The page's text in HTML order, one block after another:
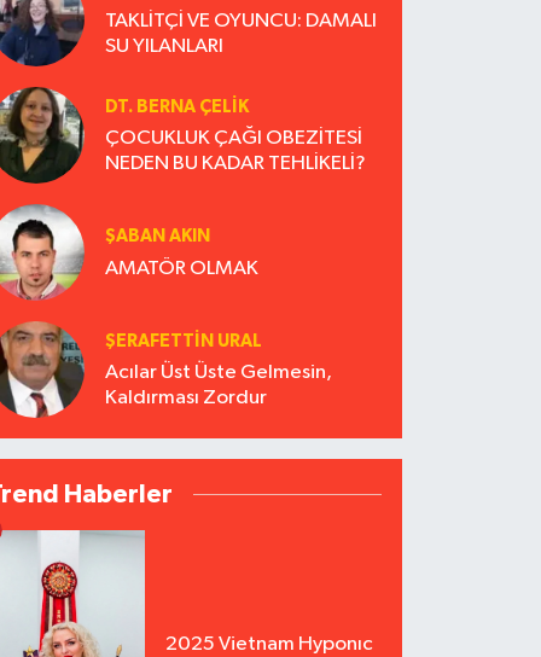
TAKLİTÇİ VE OYUNCU: DAMALI
SU YILANLARI
DT. BERNA ÇELIK
ÇOCUKLUK ÇAĞI OBEZİTESİ
NEDEN BU KADAR TEHLİKELİ?
ŞABAN AKIN
AMATÖR OLMAK
ŞERAFETTIN URAL
Acılar Üst Üste Gelmesin,
Kaldırması Zordur
Haberler
2025 Vietnam Hyponıc